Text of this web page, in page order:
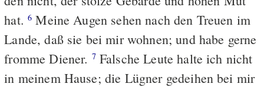
hat.6 Meine Augen sehen nach den Treuen im
Lande, daß sie bei mir wohnen; und habe gerne
fromme Diener. 7Falsche Leute halte ich nicht
in meinem Hause; die Lügner gedeihen bei mir